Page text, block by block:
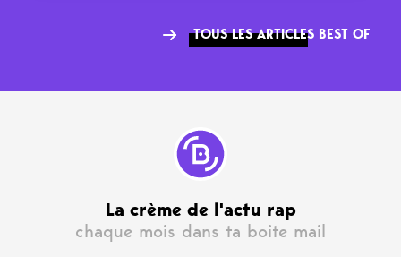
TOUS LES ARTICLES BEST OF
La crème de l'actu rap
chaque mois dans ta boite mail